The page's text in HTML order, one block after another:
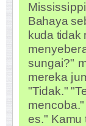
Bahaya
kuda tidak
sungai?"
mereka
"Tidak."
es." Kamu